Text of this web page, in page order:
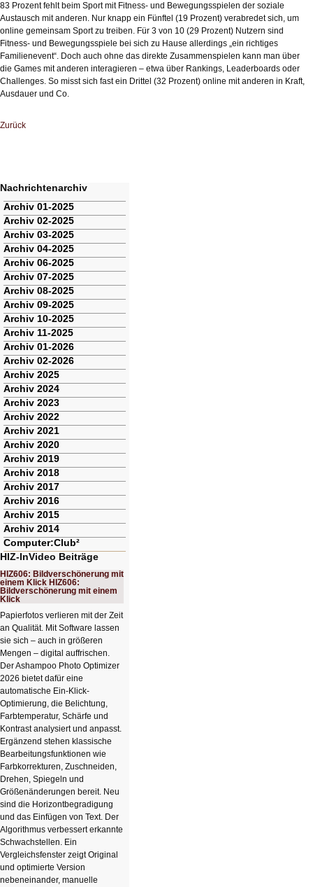
83 Prozent fehlt beim Sport mit Fitness- und Bewegungsspielen der soziale
Austausch mit anderen. Nur knapp ein Fünftel (19 Prozent) verabredet sich, um
online gemeinsam Sport zu treiben. Für 3 von 10 (29 Prozent) Nutzern sind
Fitness- und Bewegungsspiele bei sich zu Hause allerdings „ein richtiges
Familienevent“. Doch auch ohne das direkte Zusammenspielen kann man über
die Games mit anderen interagieren – etwa über Rankings, Leaderboards oder
Challenges. So misst sich fast ein Drittel (32 Prozent) online mit anderen in Kraft,
Ausdauer und Co.
Zurück
Nachrichtenarchiv
Navigation
überspringen
Archiv 01-2025
Archiv 02-2025
Archiv 03-2025
Archiv 04-2025
Archiv 06-2025
Archiv 07-2025
Archiv 08-2025
Archiv 09-2025
Archiv 10-2025
Archiv 11-2025
Archiv 01-2026
Archiv 02-2026
Archiv 2025
Archiv 2024
Archiv 2023
Archiv 2022
Archiv 2021
Archiv 2020
Archiv 2019
Archiv 2018
Archiv 2017
Archiv 2016
Archiv 2015
Archiv 2014
Computer:Club²
HIZ-InVideo Beiträge
HIZ606: Bildverschönerung mit
einem Klick HIZ606:
Bildverschönerung mit einem
Klick
Papierfotos verlieren mit der Zeit
an Qualität. Mit Software lassen
sie sich – auch in größeren
Mengen – digital auffrischen.
Der Ashampoo Photo Optimizer
2026 bietet dafür eine
automatische Ein-Klick-
Optimierung, die Belichtung,
Farbtemperatur, Schärfe und
Kontrast analysiert und anpasst.
Ergänzend stehen klassische
Bearbeitungsfunktionen wie
Farbkorrekturen, Zuschneiden,
Drehen, Spiegeln und
Größenänderungen bereit. Neu
sind die Horizontbegradigung
und das Einfügen von Text. Der
Algorithmus verbessert erkannte
Schwachstellen. Ein
Vergleichsfenster zeigt Original
und optimierte Version
nebeneinander, manuelle